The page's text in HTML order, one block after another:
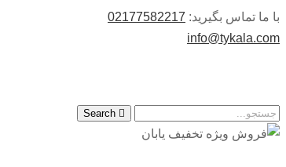
با ما تماس بگیرید: 02177582217
info@tykala.com
Search